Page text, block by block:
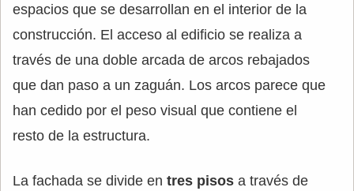
espacios que se desarrollan en el interior de la
construcción. El acceso al edificio se realiza a
través de una doble arcada de arcos rebajados
que dan paso a un zaguán. Los arcos parece que
han cedido por el peso visual que contiene el
resto de la estructura.
La fachada se divide en tres pisos a través de